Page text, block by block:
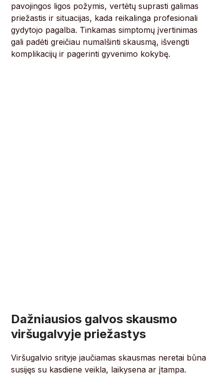
pavojingos ligos požymis, vertėtų suprasti galimas
priežastis ir situacijas, kada reikalinga profesionali
gydytojo pagalba. Tinkamas simptomų įvertinimas
gali padėti greičiau numalšinti skausmą, išvengti
komplikacijų ir pagerinti gyvenimo kokybę.
Dažniausios galvos skausmo
viršugalvyje priežastys
Viršugalvio srityje jaučiamas skausmas neretai būna
susijęs su kasdiene veikla, laikysena ar įtampa.